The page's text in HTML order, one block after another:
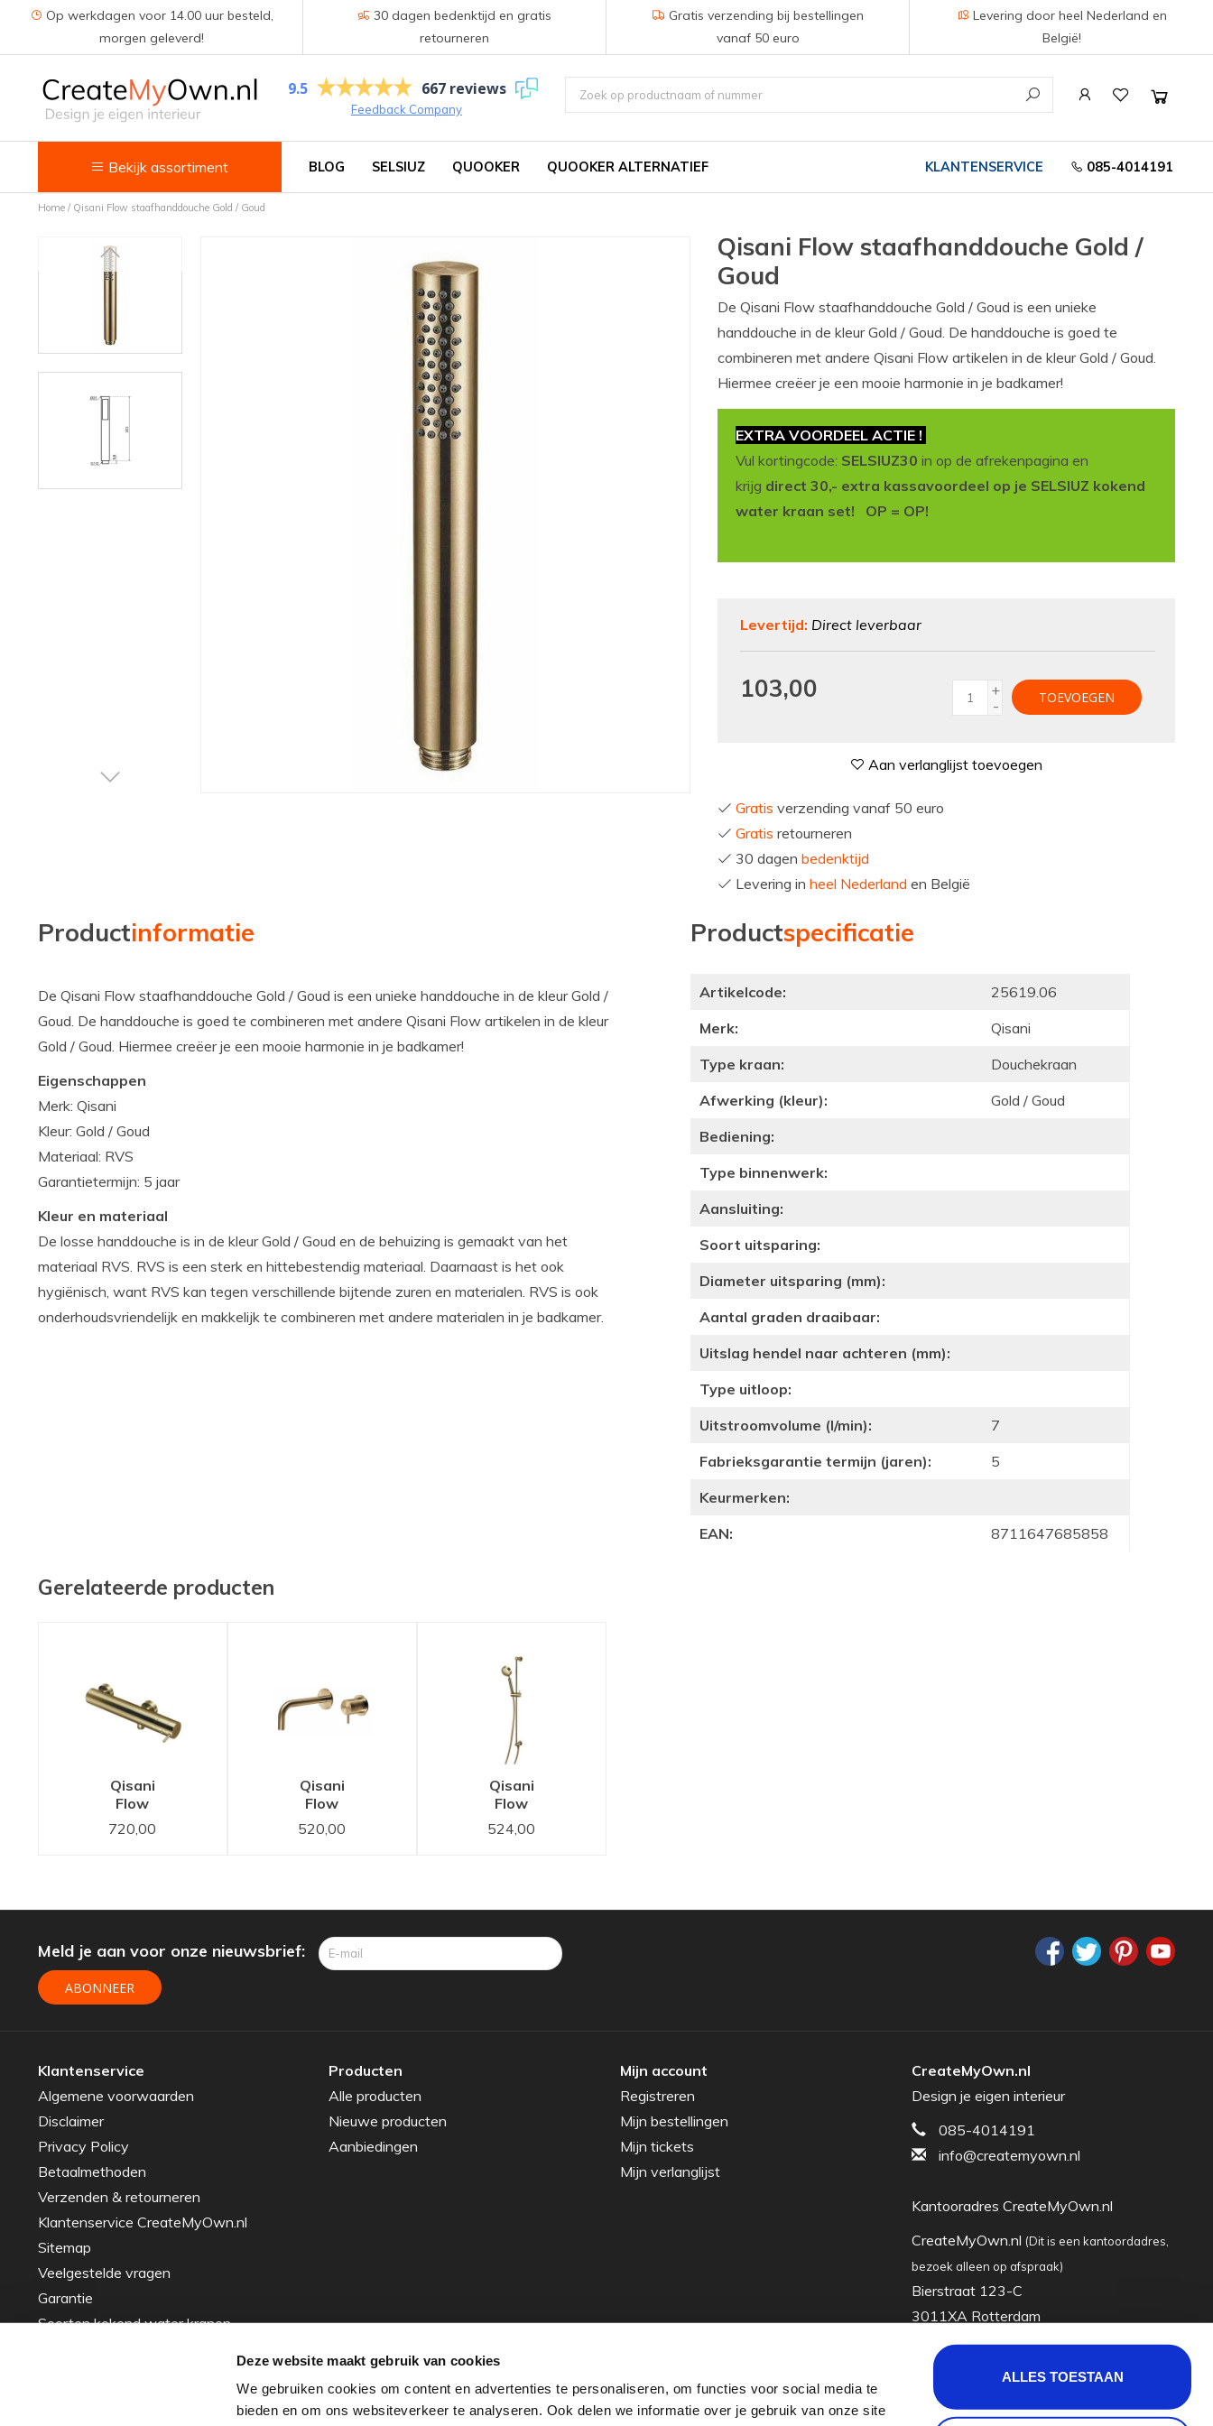
Deze website maakt gebruik van cookies
We gebruiken cookies om content en advertenties te personaliseren, om functies voor social media te
bieden en om ons websiteverkeer te analyseren. Ook delen we informatie over je gebruik van onze site
ALLES TOESTAAN
Op werkdagen voor 14.00 uur besteld,
morgen geleverd!
30 dagen bedenktijd en gratis
retourneren
Gratis verzending bij bestellingen
vanaf 50 euro
Levering door heel Nederland en
België!
9.5 667 reviews
Feedback Company
Bekijk assortiment
Keuken
Kokend water kranen
Keukenkranen
Spoelbakken
Voedselrestenvermalers
Afvalemmers
Verlichting
BLOG SELSIUZ QUOOKER QUOOKER ALTERNATIEF 085-4014191
KLANTENSERVICE
Home/ Qisani Flow staafhanddouche Gold / Goud
Qisani Flow staafhanddouche Gold /
Goud
De Qisani Flow staafhanddouche Gold / Goud is een unieke
handdouche in de kleur Gold / Goud. De handdouche is goed te
combineren met andere Qisani Flow artikelen in de kleur Gold / Goud.
Hiermee creëer je een mooie harmonie in je badkamer!
EXTRA VOORDEEL ACTIE !
Vul kortingcode: SELSIUZ30 in op de afrekenpagina en
krijg direct 30,- extra kassavoordeel op je SELSIUZ kokend
water kraan set! OP = OP!
Levertijd: Direct leverbaar
103,00
+
-
TOEVOEGEN
Aan verlanglijst toevoegen
Gratis verzending vanaf 50 euro
Gratis retourneren
30 dagen bedenktijd
Levering in heel Nederland en België
Productinformatie
De Qisani Flow staafhanddouche Gold / Goud is een unieke handdouche in de kleur Gold /
Goud. De handdouche is goed te combineren met andere Qisani Flow artikelen in de kleur
Gold / Goud. Hiermee creëer je een mooie harmonie in je badkamer!
Eigenschappen
Merk: Qisani
Kleur: Gold / Goud
Materiaal: RVS
Garantietermijn: 5 jaar
Kleur en materiaal
De losse handdouche is in de kleur Gold / Goud en de behuizing is gemaakt van het
materiaal RVS. RVS is een sterk en hittebestendig materiaal. Daarnaast is het ook
hygiënisch, want RVS kan tegen verschillende bijtende zuren en materialen. RVS is ook
onderhoudsvriendelijk en makkelijk te combineren met andere materialen in je badkamer.
Productspecificatie
Artikelcode:
25619.06
Merk:
Qisani
Type kraan:
Douchekraan
Afwerking (kleur):
Gold / Goud
Bediening:
Type binnenwerk:
Aansluiting:
Soort uitsparing:
Diameter uitsparing (mm):
Aantal graden draaibaar:
Uitslag hendel naar achteren (mm):
Type uitloop:
Uitstroomvolume (l/min):
7
Fabrieksgarantie termijn (jaren):
5
Keurmerken:
EAN:
8711647685858
Gerelateerde producten
Qisani
Flow
douchethermostaat
Gold /
720,00
Qisani
Flow
wastafelkraan
inbouw 15
520,00
Qisani
Flow
glijstangset
Gold /
524,00
Meld je aan voor onze nieuwsbrief:
ABONNEER
Klantenservice
Algemene voorwaarden
Disclaimer
Privacy Policy
Betaalmethoden
Verzenden & retourneren
Klantenservice CreateMyOwn.nl
Sitemap
Veelgestelde vragen
Garantie
Soorten kokend water kranen
Producten
Alle producten
Nieuwe producten
Aanbiedingen
Mijn account
Registreren
Mijn bestellingen
Mijn tickets
Mijn verlanglijst
CreateMyOwn.nl
Design je eigen interieur
085-4014191
info@createmyown.nl
Kantooradres CreateMyOwn.nl
CreateMyOwn.nl (Dit is een kantoordadres,
bezoek alleen op afspraak)
Bierstraat 123-C
3011XA Rotterdam
Nederland
KVK: 63035928
Btw-nummer: nl855065722b01